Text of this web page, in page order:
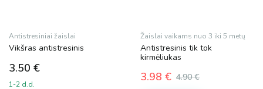
Antistresiniai žaislai
Vikšras antistresinis
3.50 €
1-2 d.d.
Žaislai vaikams nuo 3 iki 5 metų
Antistresinis tik tok
kirmėliukas
4.90€
3.98 €